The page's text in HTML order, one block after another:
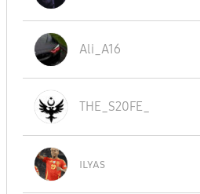
Ali_A16
THE_S20FE_
ɪʟʏᴀs